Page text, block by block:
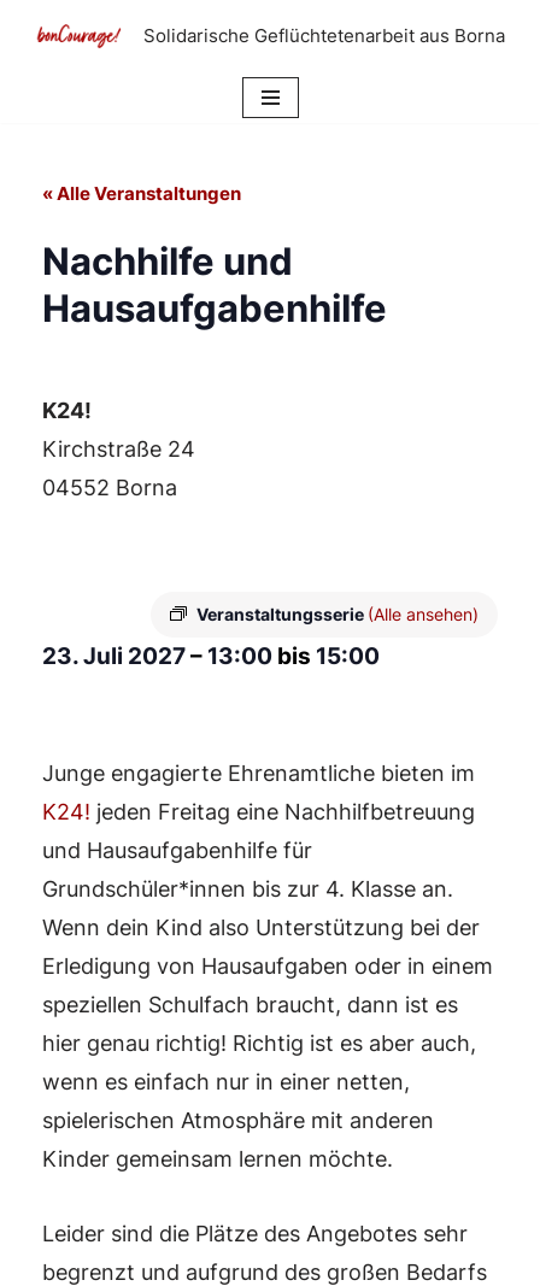
Solidarische Geflüchtetenarbeit aus Borna
« Alle Veranstaltungen
Nachhilfe und
Hausaufgabenhilfe
K24!
Kirchstraße 24
04552 Borna
Veranstaltungsserie (Alle ansehen)
23. Juli 2027– 13:00 bis 15:00
Junge engagierte Ehrenamtliche bieten im
K24! jeden Freitag eine Nachhilfbetreuung
und Hausaufgabenhilfe für
Grundschüler*innen bis zur 4. Klasse an.
Wenn dein Kind also Unterstützung bei der
Erledigung von Hausaufgaben oder in einem
speziellen Schulfach braucht, dann ist es
hier genau richtig! Richtig ist es aber auch,
wenn es einfach nur in einer netten,
spielerischen Atmosphäre mit anderen
Kinder gemeinsam lernen möchte.
Leider sind die Plätze des Angebotes sehr
begrenzt und aufgrund des großen Bedarfs